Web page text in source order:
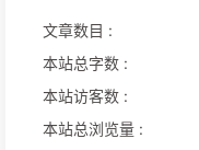
文章数目 :
本站总字数 :
本站访客数 :
本站总浏览量 :